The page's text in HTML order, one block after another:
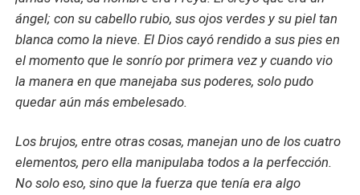
ángel; con su cabello rubio, sus ojos verdes y su piel tan
blanca como la nieve. El Dios cayó rendido a sus pies en
el momento que le sonrío por primera vez y cuando vio
la manera en que manejaba sus poderes, solo pudo
quedar aún más embelesado.
Los brujos, entre otras cosas, manejan uno de los cuatro
elementos, pero ella manipulaba todos a la perfección.
No solo eso, sino que la fuerza que tenía era algo